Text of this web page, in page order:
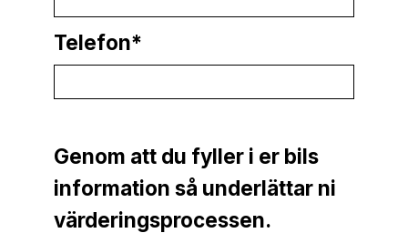
Telefon*
Genom att du fyller i er bils
information så underlättar ni
värderingsprocessen.